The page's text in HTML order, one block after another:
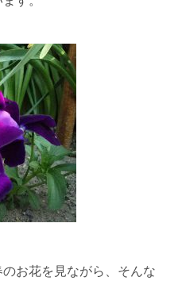
お花を見ながら、そんな